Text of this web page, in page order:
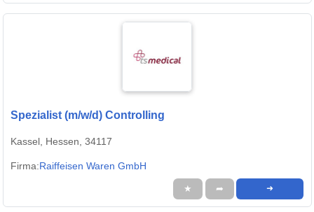
Spezialist (m/w/d) Controlling
Kassel, Hessen, 34117
Firma:Raiffeisen Waren GmbH
★ ➦ ➜